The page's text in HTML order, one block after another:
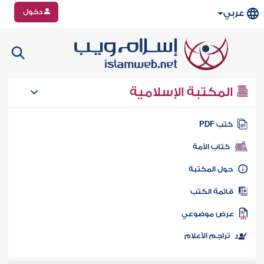
عربي دخول
المكتبة الإسلامية
كتب PDF
كتاب الأمة
المكتبة
الكتب
موضوعي